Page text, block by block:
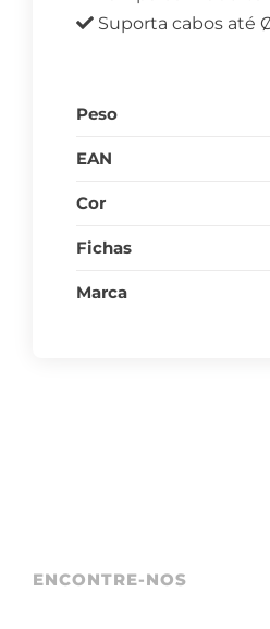
Suporta cabos até
Peso
EAN
Cor
Fichas
Marca
ENCONTRE-NOS